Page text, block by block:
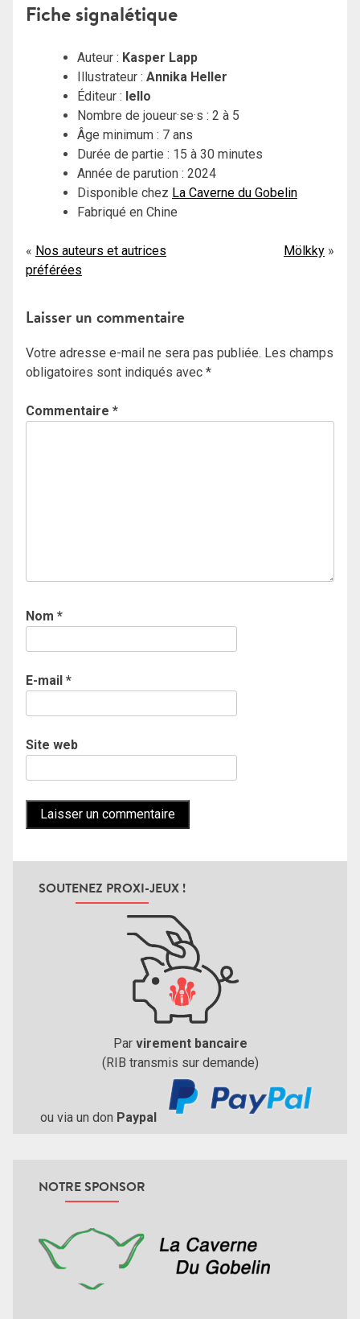
Fiche signalétique
Auteur : Kasper Lapp
Illustrateur : Annika Heller
Éditeur : Iello
Nombre de joueur·se·s : 2 à 5
Âge minimum : 7 ans
Durée de partie : 15 à 30 minutes
Année de parution : 2024
Disponible chez La Caverne du Gobelin
Fabriqué en Chine
Navigation
de
l’article
Nos auteurs et autrices
préférées
Mölkky
Laisser un commentaire
Votre adresse e-mail ne sera pas publiée. Les champs
obligatoires sont indiqués avec *
Commentaire *
Nom *
E-mail *
Site web
SOUTENEZ PROXI-JEUX !
Par virement bancaire
(RIB transmis sur demande)
ou via un don Paypal
NOTRE SPONSOR